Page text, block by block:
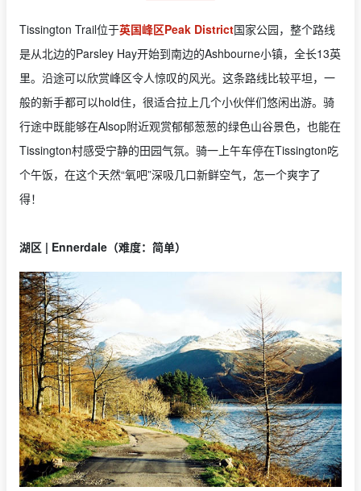
Tissington Trail位于英国峰区Peak District国家公园，整个路线
是从北边的Parsley Hay开始到南边的Ashbourne小镇，全长13英
里。沿途可以欣赏峰区令人惊叹的风光。这条路线比较平坦，一
般的新手都可以hold住，很适合拉上几个小伙伴们悠闲出游。骑
行途中既能够在Alsop附近观赏郁郁葱葱的绿色山谷景色，也能在
Tissington村感受宁静的田园气氛。骑一上午车停在Tissington吃
个午饭，在这个天然“氧吧”深吸几口新鲜空气，怎一个爽字了
得！
湖区 | Ennerdale（难度：简单）